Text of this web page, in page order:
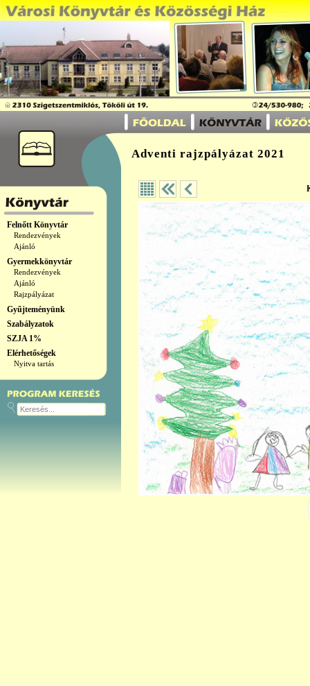
Felnőtt Könyvtár
Rendezvények
Ajánló
Gyermekkönyvtár
Rendezvények
Ajánló
Rajzpályázat
Gyűjteményünk
Szabályzatok
SZJA 1%
Elérhetőségek
Nyitva tartás
Adventi rajzpályázat 2021